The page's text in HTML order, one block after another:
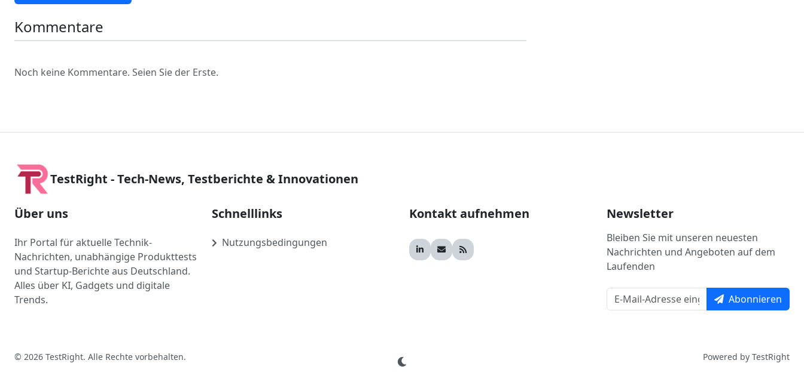
Kommentare
Noch keine Kommentare. Seien Sie der Erste.
TestRight - Tech-News, Testberichte & Innovationen
Über uns
Ihr Portal für aktuelle Technik-
Nachrichten, unabhängige Produkttests
und Startup-Berichte aus Deutschland.
Alles über KI, Gadgets und digitale
Trends.
Schnelllinks
Nutzungsbedingungen
Kontakt aufnehmen Newsletter
Bleiben Sie mit unseren neuesten
Nachrichten und Angeboten auf dem
Laufenden
Abonnieren
© 2026 TestRight. Alle Rechte vorbehalten. Powered by TestRight